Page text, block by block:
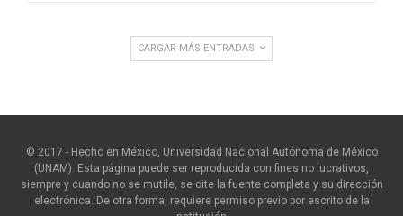
CARGAR MÁS ENTRADAS
© 2017 - Hecho en México, Universidad Nacional Autónoma de México
(UNAM). Esta página puede ser reproducida con fines no lucrativos,
siempre y cuando no se mutile, se cite la fuente completa y su dirección
electrónica. De otra forma, requiere permiso previo por escrito de la